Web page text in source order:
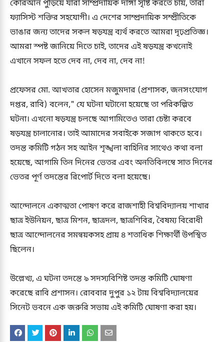
কোরআন পুড়িয়ে যারা সাম্প্রদায়িক দাঙ্গা সৃষ্টি করতে চায়, তারা
ফ্যাসিস্ট শক্তির সহযোগী। এ দেশের সাম্প্রদায়িক সম্প্রীতিকে
ভাঙার জন্য তাদের সকল ষড়যন্ত্র ব্যর্থ করতে আমরা দৃঢ়প্রতিজ্ঞ।
আমরা স্পষ্ট জানিয়ে দিতে চাই, তাদের এই ষড়যন্ত্র কখনোই
এখানে সফল হতে দেব না, দেব না, দেব না!
প্রফেসর মো. আখতার হোসেন মজুমদার (প্রশাসক, জনসংযোগ
দপ্তর, রাবি) বলেন," যে ঘটনা ঘটানো হয়েছে তা পরিকল্পিত
ঘটনা। এখনো ষড়যন্ত্র চলছে আগামিতেও তারা চেষ্টা করবে
ষড়যন্ত্র চালানোর। তাই আমাদের সবাইকে সজাগ থাকতে হবে।
তদন্ত কমিটি গঠন সহ আইন শৃঙ্খলা বাহিনির সাথেও কথা বলা
হয়েছে, আগামি তিন দিনের ভেতর এবং অনতিবিলম্বে সাত দিনের
ভেতর পূর্ণ তদন্তের রিপোর্ট দিতে বলা হয়েছে।
আন্দোলনে একাত্মতা পোষণ করে রাজশাহী বিশ্ববিদ্যালয় শাখার
ছাত্র ইউনিয়ন, ছাত্র মিশন, ছাত্রদল, ছাত্রশিবির, বৈষম্য বিরোধী
ছাত্র আন্দোলনের সমন্বয়কসহ প্রায় ৪ শতাধিক শিক্ষার্থী উপস্থিত
ছিলেন।
উল্লেখ্য, এ ঘটনা তদন্তে ৯ সদস্যবিশিষ্ট তদন্ত কমিটি ঘোষণা
করেছে রাবি প্রশাসন। রোববার দুপুর ১২ টায় বিশ্ববিদ্যালয়ের
সিনেট ভবনে এক জরুরি সভায় এই কমিটি ঘোষণা করা হয়।